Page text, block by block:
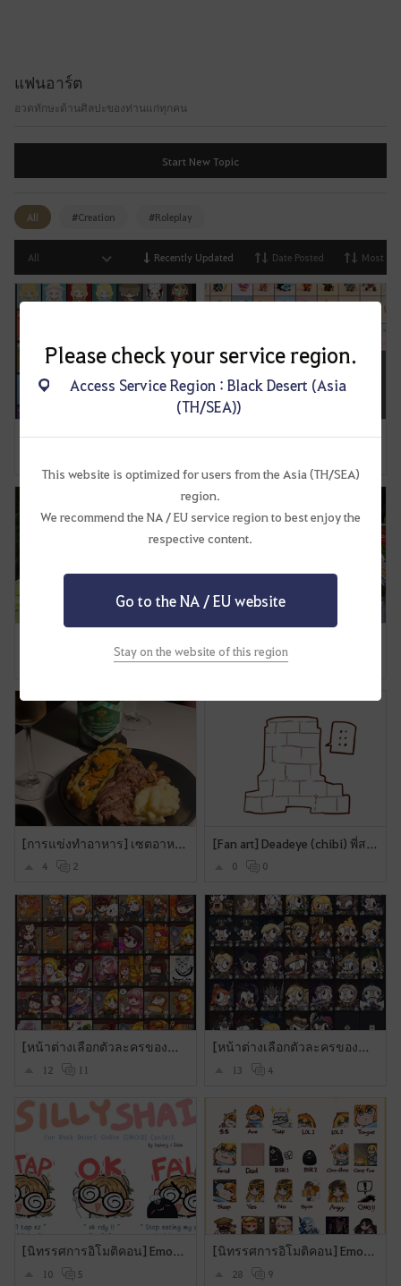
l
o
n
g
W
u
l
d
o
u
l
i
t
o
l
o
i
แฟนอาร์ต
อวดทักษะด้านศิลปะของท่านแก่ทุกคน
Start New Topic
All #Creation #Roleplay
Recently Updated Date Posted Most
All
[หน้าต่างเลือกตัวละครของฉัน] ✨Update Seraph!!!!✨ [Face Texture] Pixel Toy
5 2
[การแข่งทำอาหาร] เซตอาหารโปรล็อค
4 2
[Fan art] Deadeye (chibi) พี่สาวจอมป่วนที่รอน้องชาย ^_^
0 0
[หน้าต่างเลือกตัวละครของฉัน] Updates !! Seraph.
12 11
[หน้าต่างเลือกตัวละครของฉัน] BDO Character Profile มันก็จะมึนๆหน่อย
13 4
[นิทรรศการอิโมติคอน] Emote "SillyShai" น้อนชายย์จอมป่วนผจญภัย
10 5
[นิทรรศการอิโมติคอน] Emoji set : Little Shai and friends ( 34 pic )
28 9
Please check your service region.
Access Service Region : Black Desert (Asia
(TH/SEA))
This website is optimized for users from the Asia (TH/SEA)
region.
We recommend the NA / EU service region to best enjoy the
respective content.
Go to the NA / EU website
Stay on the website of this region